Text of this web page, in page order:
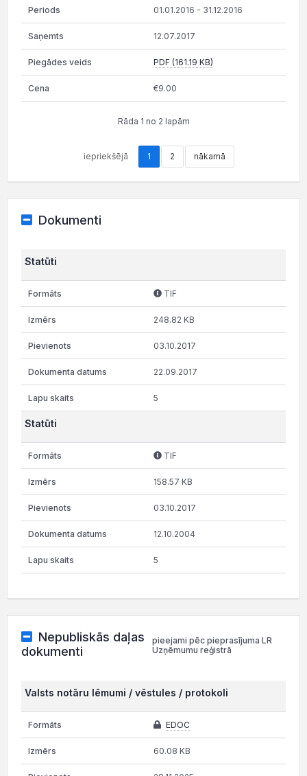
01.01.2016 - 31.12.2016
12.07.2017
PDF (161.19 KB)
€9.00
Rāda 1 no 2 lapām
iepriekšējā 1 2 nākamā
Dokumenti
Statūti
TIF
248.82 KB
03.10.2017
22.09.2017
5
Statūti
TIF
158.57 KB
03.10.2017
12.10.2004
5
Nepubliskās daļas
dokumenti
pieejami pēc pieprasījuma LR
Uzņēmumu reģistrā
Valsts notāru lēmumi / vēstules / protokoli
EDOC
60.08 KB